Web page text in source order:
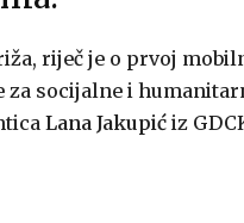
riječ je o prvoj
za socijalne i
Lana Jakupić iz